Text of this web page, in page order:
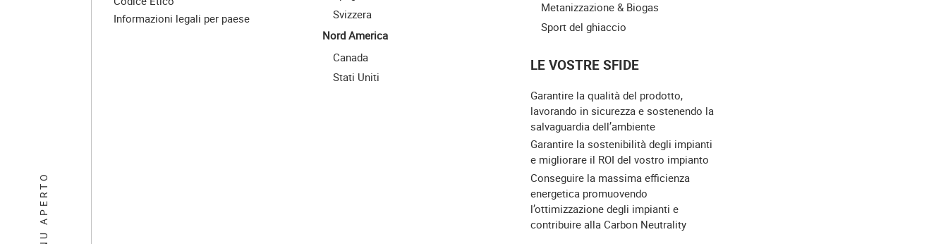
MENU APERTO
Informazioni legali per paese
Svizzera
Nord America
Canada
Stati Uniti
Metanizzazione & Biogas
Sport del ghiaccio
LE VOSTRE SFIDE
Garantire la qualità del prodotto,
lavorando in sicurezza e sostenendo la
salvaguardia dell’ambiente
Garantire la sostenibilità degli impianti
e migliorare il ROI del vostro impianto
Conseguire la massima efficienza
energetica promuovendo
l’ottimizzazione degli impianti e
contribuire alla Carbon Neutrality